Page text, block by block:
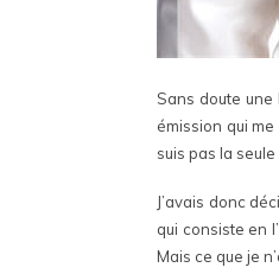
Sans doute
émission qui
suis pas la
J’avais donc
qui consiste en
Mais ce que je